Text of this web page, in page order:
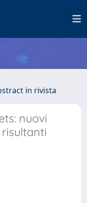
in rivista
nuovi